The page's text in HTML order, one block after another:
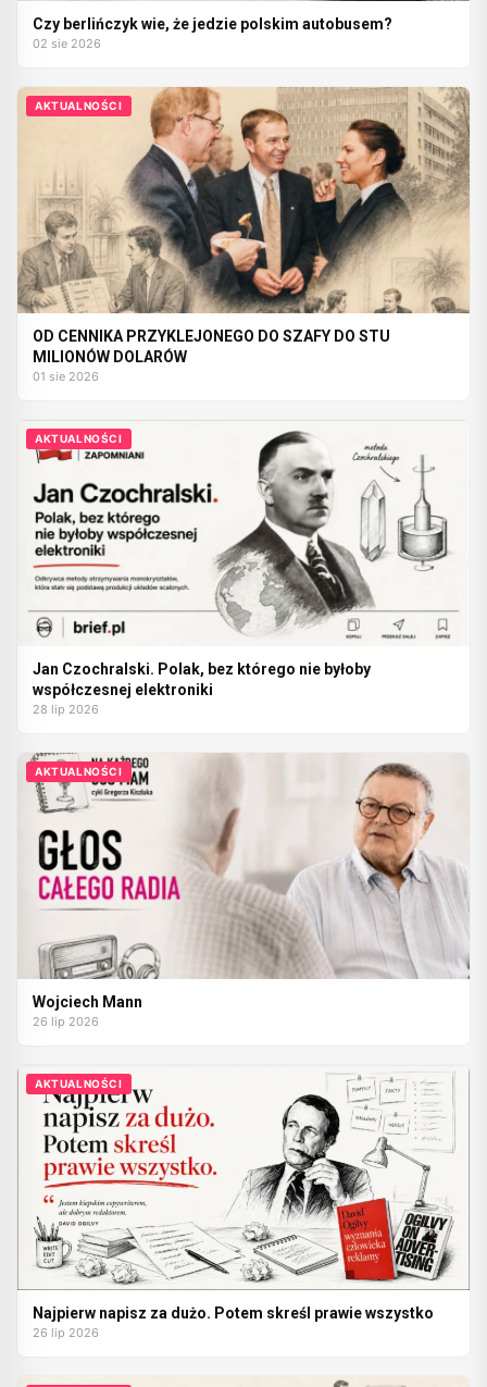
Czy berlińczyk wie, że jedzie polskim autobusem?
02 sie 2026
AKTUALNOŚCI
OD CENNIKA PRZYKLEJONEGO DO SZAFY DO STU
MILIONÓW DOLARÓW
01 sie 2026
AKTUALNOŚCI
Jan Czochralski. Polak, bez którego nie byłoby
współczesnej elektroniki
28 lip 2026
AKTUALNOŚCI
Wojciech Mann
26 lip 2026
AKTUALNOŚCI
Najpierw napisz za dużo. Potem skreśl prawie wszystko
26 lip 2026